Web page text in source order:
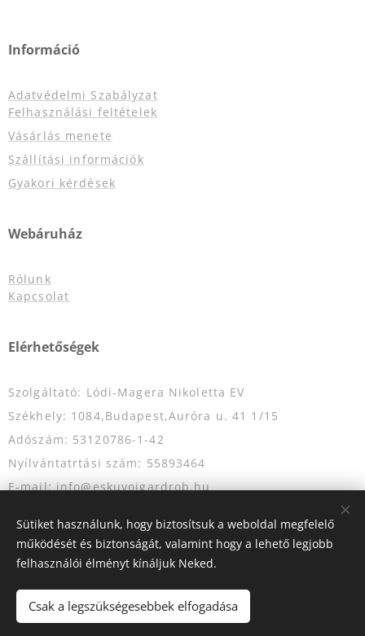
Információ
Adatvédelmi Szabályzat
Felhasználási feltételek
Vásárlás menete
Szállítási információk
Gyakori kérdések
Webáruház
Rólunk
Kapcsolat
Elérhetőségek
Szolgáltató: Lódi-Magera Nikoletta EV
Székhely: 1084,Budapest,Auróra u. 41 1/15
Adószám: 53120786-1-42
Nyílvántatrtási szám: 55893464
E-mail: info@eskuvoigardrob.hu
Az oldalt a Webnode működteti
Sütiket használunk, hogy biztosítsuk a weboldal megfelelő
működését és biztonságát, valamint hogy a lehető legjobb
felhasználói élményt kínáljuk Neked.
Csak a legszükségesebbek elfogadása